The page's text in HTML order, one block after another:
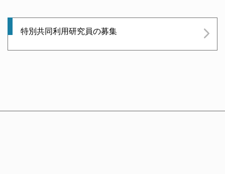
特別共同利用研究員の募集